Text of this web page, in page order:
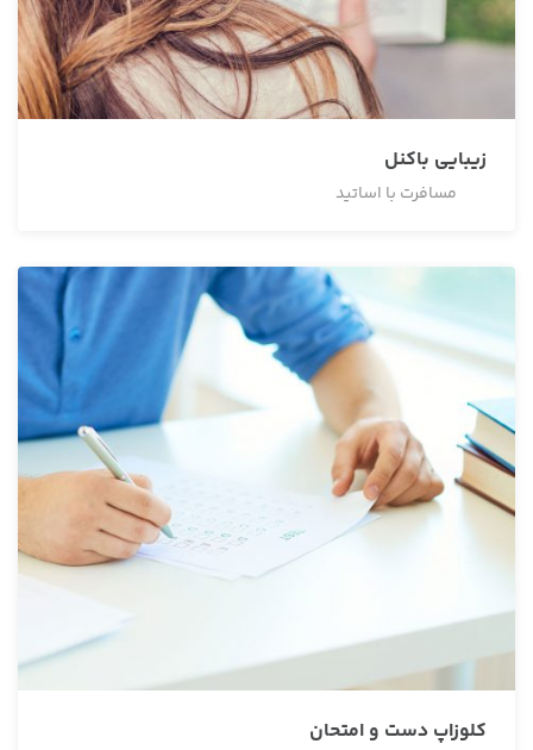
زیبایی باکنل
مسافرت با اساتید
کلوزاپ دست و امتحان